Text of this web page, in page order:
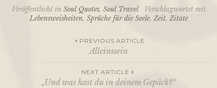
Lektion des Lebens.
Veröffentlicht in Soul Quotes, Soul Travel
Verschlagwortet mit
Lebensweisheiten, Sprüche für die Seele, Zeit, Zitate
Beitragsnavigation
PREVIOUS ARTICLE
Alleinssein
NEXT ARTICLE
„Und was hast du in deinem Gepäck?“